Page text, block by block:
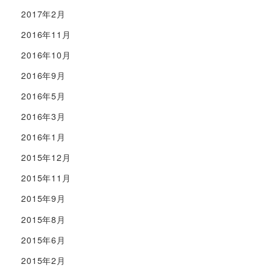
2017年2月
2016年11月
2016年10月
2016年9月
2016年5月
2016年3月
2016年1月
2015年12月
2015年11月
2015年9月
2015年8月
2015年6月
2015年2月